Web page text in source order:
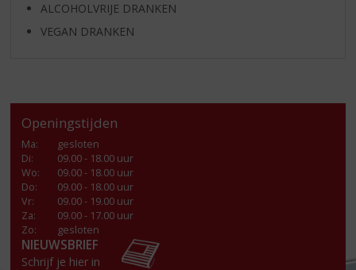
ALCOHOLVRIJE DRANKEN
VEGAN DRANKEN
Openingstijden
Ma:
gesloten
Di:
09.00 - 18.00 uur
Wo:
09.00 - 18.00 uur
Do:
09.00 - 18.00 uur
Vr:
09.00 - 19.00 uur
Za:
09.00 - 17.00 uur
Zo:
gesloten
NIEUWSBRIEF
Schrijf je hier in